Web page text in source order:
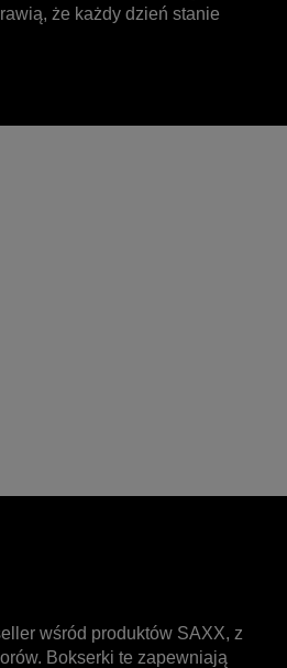
że każdy dzień stanie
wśród produktów SAXX, z
Bokserki te zapewniają